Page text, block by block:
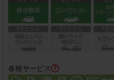
各種サービス